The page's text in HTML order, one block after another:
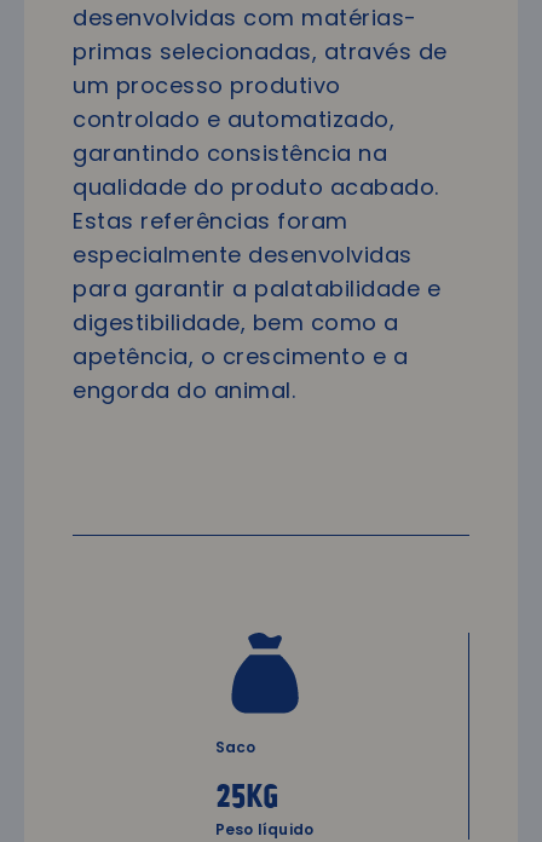
desenvolvidas com matérias-
primas selecionadas, através de
um processo produtivo
controlado e automatizado,
garantindo consistência na
qualidade do produto acabado.
Estas referências foram
especialmente desenvolvidas
para garantir a palatabilidade e
digestibilidade, bem como a
apetência, o crescimento e a
engorda do animal.
Saco
25kg
Peso líquido